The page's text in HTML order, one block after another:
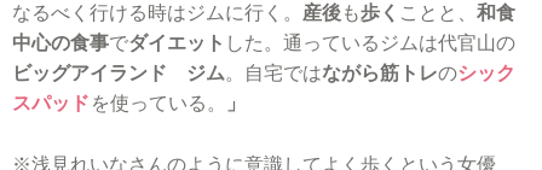
なるべく行ける時はジムに行く。 産後も歩く ことと、 和食
中心の食事でダイエット した。通っているジムは代官山の
ビッグアイランド ジム。自宅ではながら筋トレのシック
スパッド を使っている。 」
※浅見れいなさんのように意識してよく歩くという女優